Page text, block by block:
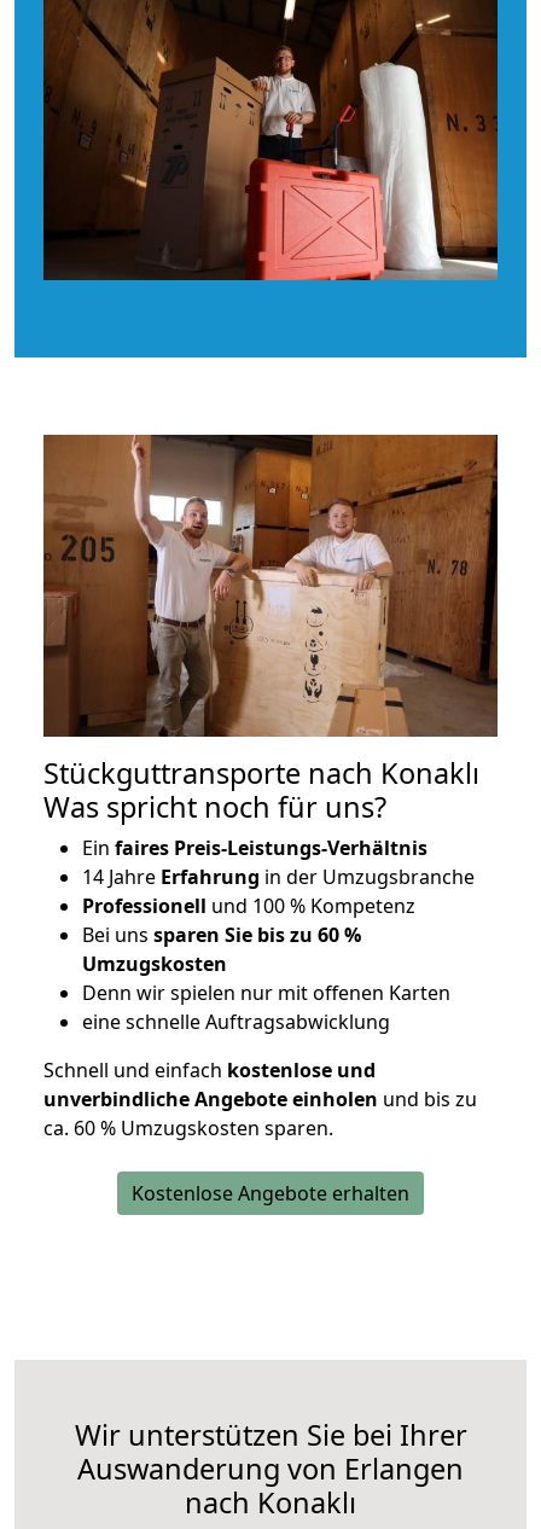
Stückguttransporte nach Konaklı
Was spricht noch für uns?
Ein faires Preis-Leistungs-Verhältnis
14 Jahre Erfahrung in der Umzugsbranche
Professionell und 100 % Kompetenz
Bei uns sparen Sie bis zu 60 %
Umzugskosten
Denn wir spielen nur mit offenen Karten
eine schnelle Auftragsabwicklung
Schnell und einfach kostenlose und
unverbindliche Angebote einholen und bis zu
ca. 60 % Umzugskosten sparen.
Kostenlose Angebote erhalten
Wir unterstützen Sie bei Ihrer
Auswanderung von Erlangen
nach Konaklı